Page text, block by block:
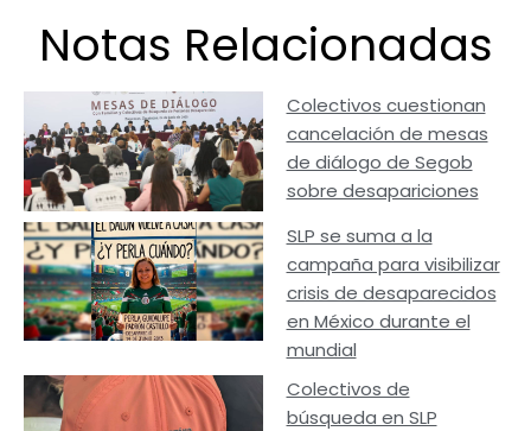
Notas Relacionadas
Colectivos cuestionan
cancelación de mesas
de diálogo de Segob
sobre desapariciones
SLP se suma a la
campaña para visibilizar
crisis de desaparecidos
en México durante el
mundial
Colectivos de
búsqueda en SLP